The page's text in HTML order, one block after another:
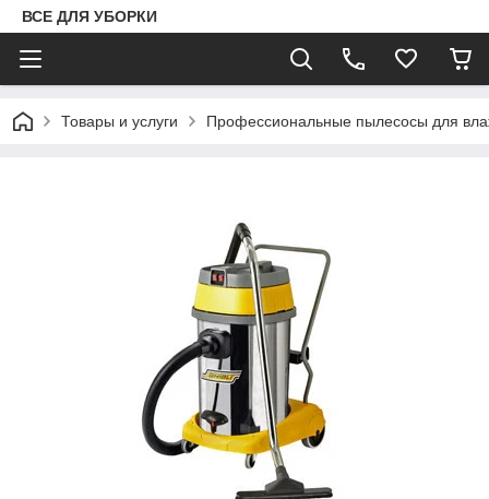
ВСЕ ДЛЯ УБОРКИ
Товары и услуги Профессиональные пылесосы для